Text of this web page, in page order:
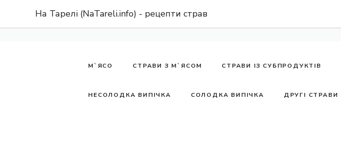
вмісту
На Тарелі (NaTareli.info) - рецепти страв
М`ЯСО СТРАВИ З М`ЯСОМ СТРАВИ ІЗ СУБПРОДУКТІВ
НЕСОЛОДКА ВИПІЧКА СОЛОДКА ВИПІЧКА ДРУГІ СТРАВИ